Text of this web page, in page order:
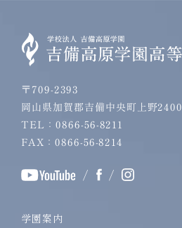
〒709-2393
岡山県加賀郡吉備中央町上野2400
TEL：0866-56-8211
FAX：0866-56-8214
/ /
学園案内